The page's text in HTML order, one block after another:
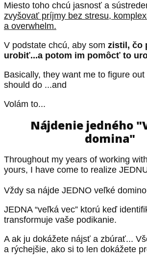
Miesto toho chcú jasnosť a
zvyšovať príjmy bez stresu,
a overwhelm.
V podstate chcú, aby som zistil, čo
urobiť...a potom im pomôcť to
Basically, they want me to figure
should do ...and
Volám to...
Nájdenie jedného
domina"
Throughout my years of working
yours, I have come to realize
Vždy sa nájde JEDNO veľké
JEDNA “veľká vec” ktorú keď
transformuje vaše podikanie.
A ak ju dokážete nájsť a zbúrať...
a rýchejšie, ako si to len dokážete